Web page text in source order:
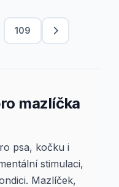
109
mazlíčka
psa, kočku i
stimulaci,
Mazlíček,